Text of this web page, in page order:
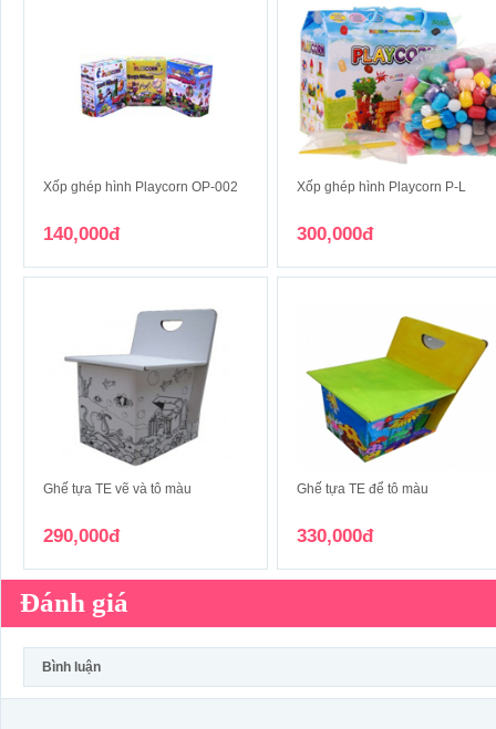
Xốp ghép hình Playcorn OP-002
140,000đ
Xốp ghép hình Playcorn P-L
300,000đ
Ghế tựa TE vẽ và tô màu
290,000đ
Ghế tựa TE để tô màu
330,000đ
Đánh giá
Bình luận